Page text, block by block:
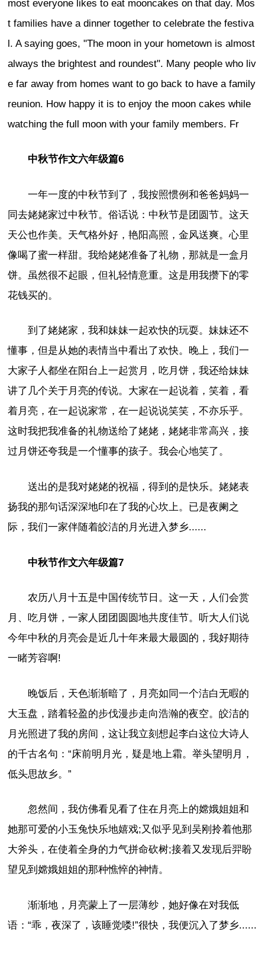
most everyone likes to eat mooncakes on that day. Mos
t families have a dinner together to celebrate the festiva
l. A saying goes, "The moon in your hometown is almost
always the brightest and roundest". Many people who liv
e far away from homes want to go back to have a family
reunion. How happy it is to enjoy the moon cakes while
watching the full moon with your family members. Fr
中秋节作文六年级篇6
一年一度的中秋节到了，我按照惯例和爸爸妈妈一
同去姥姥家过中秋节。俗话说：中秋节是团圆节。这天
天公也作美。天气格外好，艳阳高照，金风送爽。心里
像喝了蜜一样甜。我给姥姥准备了礼物，那就是一盒月
饼。虽然很不起眼，但礼轻情意重。这是用我攒下的零
花钱买的。
到了姥姥家，我和妹妹一起欢快的玩耍。妹妹还不
懂事，但是从她的表情当中看出了欢快。晚上，我们一
大家子人都坐在阳台上一起赏月，吃月饼，我还给妹妹
讲了几个关于月亮的传说。大家在一起说着，笑着，看
着月亮，在一起说家常，在一起说说笑笑，不亦乐乎。
这时我把我准备的礼物送给了姥姥，姥姥非常高兴，接
过月饼还夸我是一个懂事的孩子。我会心地笑了。
送出的是我对姥姥的祝福，得到的是快乐。姥姥表
扬我的那句话深深地印在了我的心坎上。已是夜阑之
际，我们一家伴随着皎洁的月光进入梦乡......
中秋节作文六年级篇7
农历八月十五是中国传统节日。这一天，人们会赏
月、吃月饼，一家人团团圆圆地共度佳节。听大人们说
今年中秋的月亮会是近几十年来最大最圆的，我好期待
一睹芳容啊!
晚饭后，天色渐渐暗了，月亮如同一个洁白无暇的
大玉盘，踏着轻盈的步伐漫步走向浩瀚的夜空。皎洁的
月光照进了我的房间，这让我立刻想起李白这位大诗人
的千古名句：“床前明月光，疑是地上霜。举头望明月，
低头思故乡。”
忽然间，我仿佛看见看了住在月亮上的嫦娥姐姐和
她那可爱的小玉兔快乐地嬉戏;又似乎见到吴刚拎着他那
大斧头，在使着全身的力气拼命砍树;接着又发现后羿盼
望见到嫦娥姐姐的那种憔悴的神情。
渐渐地，月亮蒙上了一层薄纱，她好像在对我低
语：“乖，夜深了，该睡觉喽!”很快，我便沉入了梦乡......